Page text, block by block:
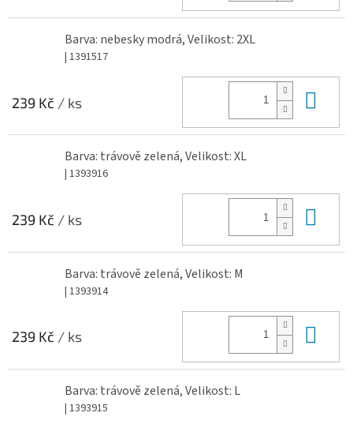
Barva: nebesky modrá, Velikost: 2XL
| 1391517
239 Kč / ks
Barva: trávově zelená, Velikost: XL
| 1393916
239 Kč / ks
Barva: trávově zelená, Velikost: M
| 1393914
239 Kč / ks
Barva: trávově zelená, Velikost: L
| 1393915